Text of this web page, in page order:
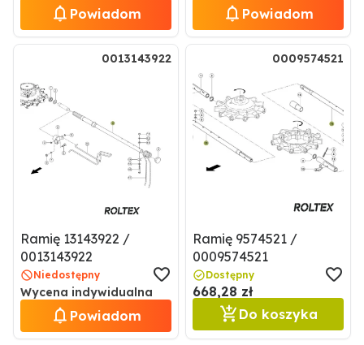
Powiadom Powiadom
0013143922
Ramię 13143922 /
0013143922
Niedostępny
Wycena indywidualna
Powiadom
0009574521
Ramię 9574521 /
0009574521
Dostępny
668,28 zł
Do koszyka